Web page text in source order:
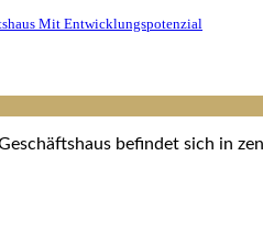
Mit Entwicklungspotenzial
befindet sich in